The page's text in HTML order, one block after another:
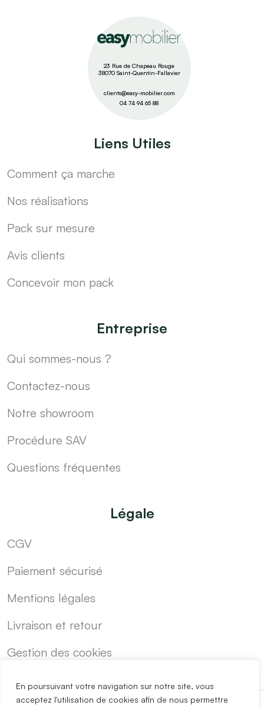
En poursuivant votre navigation sur notre site, vous
acceptez l'utilisation de cookies afin de nous permettre
23 Rue de Chapeau Rouge
38070 Saint-Quentin-Fallavier
clients@easy-mobilier.com
04 74 94 65 88
Liens Utiles
Comment ça marche
Nos réalisations
Pack sur mesure
Avis clients
Concevoir mon pack
Entreprise
Qui sommes-nous ?
Contactez-nous
Notre showroom
Procédure SAV
Questions fréquentes
Légale
CGV
Paiement sécurisé
Mentions légales
Livraison et retour
Gestion des cookies